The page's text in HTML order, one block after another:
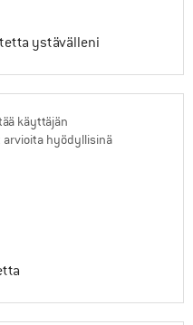
ystävälleni
käyttäjän
arvioita hyödyllisinä